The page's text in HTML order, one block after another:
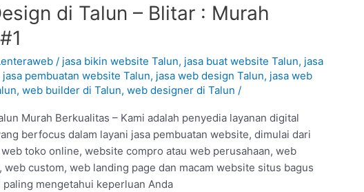
di Talun – Blitar : Murah
/ jasa bikin website Talun, jasa buat website Talun, jasa
jasa pembuatan website Talun, jasa web design Talun, jasa web
,web builder di Talun,web designer di Talun /
Murah Berkualitas – Kami adalah penyedia layanan digital
berfocus dalam layani jasa pembuatan website, dimulai dari
toko online, website compro atau web perusahaan, web
web custom, web landing page dan macam website situs bagus
paling mengetahui keperluan Anda